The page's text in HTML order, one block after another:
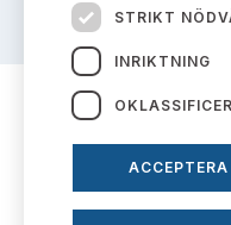
STRIKT
INRIKTNING